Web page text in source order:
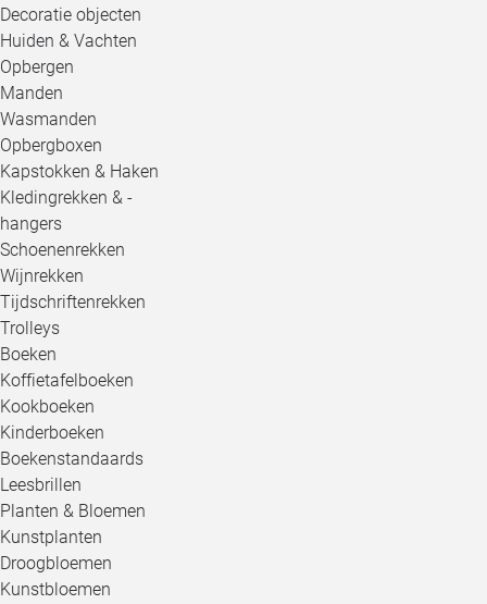
Decoratie objecten
Huiden & Vachten
Opbergen
Manden
Wasmanden
Opbergboxen
Kapstokken & Haken
Kledingrekken & -
hangers
Schoenenrekken
Wijnrekken
Tijdschriftenrekken
Trolleys
Boeken
Koffietafelboeken
Kookboeken
Kinderboeken
Boekenstandaards
Leesbrillen
Planten & Bloemen
Kunstplanten
Droogbloemen
Kunstbloemen